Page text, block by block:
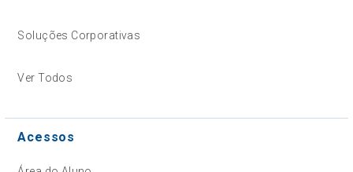
Soluções Corporativas
Ver Todos
Acessos